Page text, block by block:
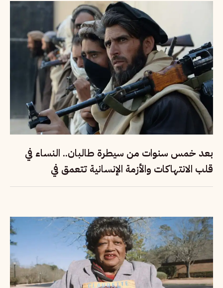
بعد خمس سنوات من سيطرة طالبان.. النساء في
قلب الانتهاكات والأزمة الإنسانية تتعمق في
أفغانستان